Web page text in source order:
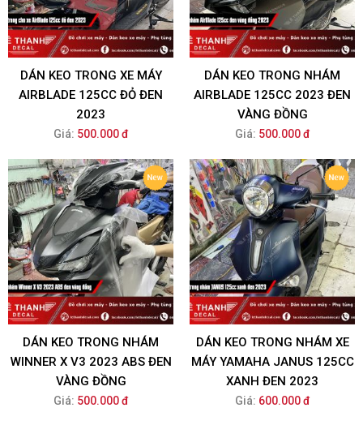
DÁN KEO TRONG XE MÁY
AIRBLADE 125CC ĐỎ ĐEN
2023
Giá: 500.000 đ
DÁN KEO TRONG NHÁM
AIRBLADE 125CC 2023 ĐEN
VÀNG ĐỒNG
Giá: 500.000 đ
DÁN KEO TRONG NHÁM
WINNER X V3 2023 ABS ĐEN
VÀNG ĐỒNG
Giá: 500.000 đ
DÁN KEO TRONG NHÁM XE
MÁY YAMAHA JANUS 125CC
XANH ĐEN 2023
Giá: 600.000 đ